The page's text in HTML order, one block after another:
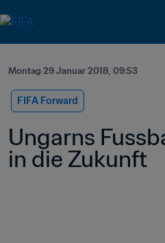
Montag 29 Januar 2018, 09:53
FIFA Forward
Ungarns
in die Zukunft